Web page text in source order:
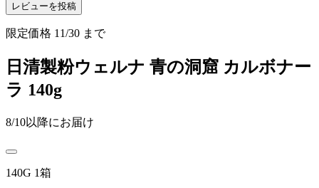
レビューを投稿
限定価格 11/30 まで
日清製粉ウェルナ 青の洞窟 カルボナー
ラ 140g
8/10以降にお届け
140G 1箱